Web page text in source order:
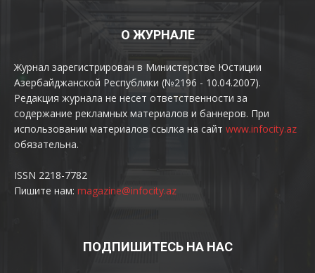
О ЖУРНАЛЕ
Журнал зарегистрирован в Министерстве Юстиции
Азербайджанской Республики (№2196 - 10.04.2007).
Редакция журнала не несет ответственности за
содержание рекламных материалов и баннеров. При
использовании материалов ссылка на сайт www.infocity.az
обязательна.
ISSN 2218-7782
Пишите нам: magazine@infocity.az
ПОДПИШИТЕСЬ НА НАС